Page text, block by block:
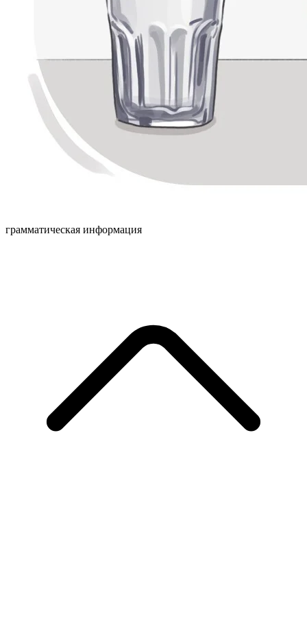
грамматическая информация